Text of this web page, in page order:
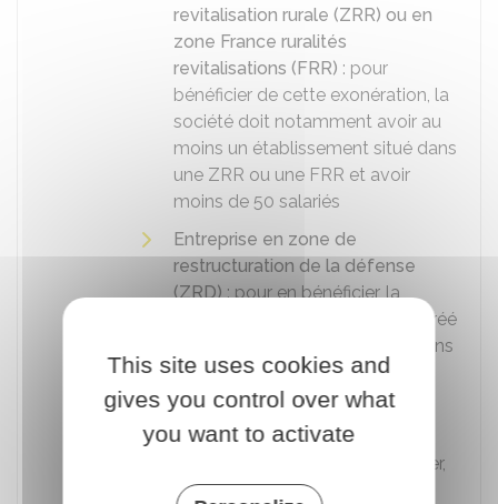
revitalisation rurale (ZRR) ou en
zone France ruralités
revitalisations (FRR) : pour
bénéficier de cette exonération, la
société doit notamment avoir au
moins un établissement situé dans
une ZRR ou une FRR et avoir
moins de 50 salariés
Entreprise en zone de
restructuration de la défense
(ZRD): pour en bénéficier, la
société doit notamment avoir créé
une activité depuis au moins 3 ans
inexistante au préalable dans la
ZRD
Entreprise en zone franche
: pour en bénéficier,
la société doit remplir plusieurs
This site uses cookies and
gives you control over what
you want to activate